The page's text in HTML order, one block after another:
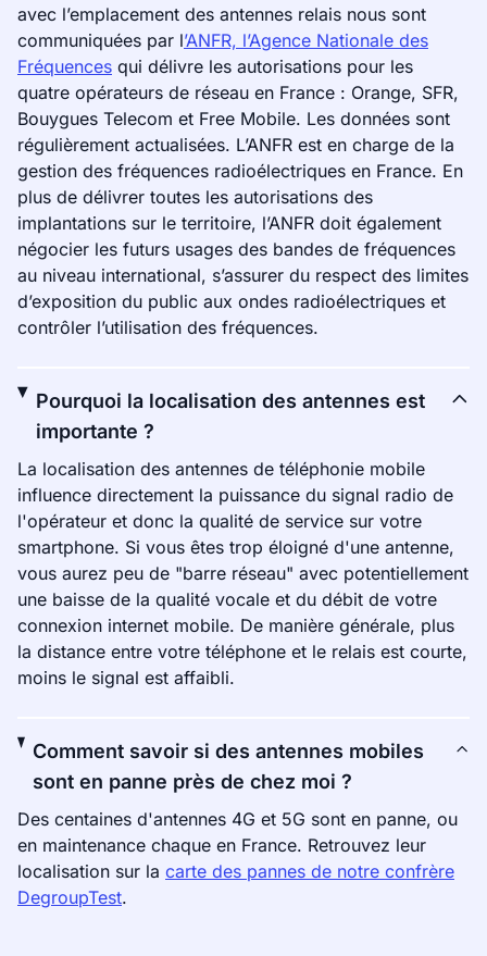
avec l’emplacement des antennes relais nous sont
communiquées par l’ANFR, l’Agence Nationale des
Fréquences qui délivre les autorisations pour les
quatre opérateurs de réseau en France : Orange, SFR,
Bouygues Telecom et Free Mobile. Les données sont
régulièrement actualisées. L’ANFR est en charge de la
gestion des fréquences radioélectriques en France. En
plus de délivrer toutes les autorisations des
implantations sur le territoire, l’ANFR doit également
négocier les futurs usages des bandes de fréquences
au niveau international, s’assurer du respect des limites
d’exposition du public aux ondes radioélectriques et
contrôler l’utilisation des fréquences.
Pourquoi la localisation des antennes est
importante ?
La localisation des antennes de téléphonie mobile
influence directement la puissance du signal radio de
l'opérateur et donc la qualité de service sur votre
smartphone. Si vous êtes trop éloigné d'une antenne,
vous aurez peu de "barre réseau" avec potentiellement
une baisse de la qualité vocale et du débit de votre
connexion internet mobile. De manière générale, plus
la distance entre votre téléphone et le relais est courte,
moins le signal est affaibli.
Comment savoir si des antennes mobiles
sont en panne près de chez moi ?
Des centaines d'antennes 4G et 5G sont en panne, ou
en maintenance chaque en France. Retrouvez leur
localisation sur la carte des pannes de notre confrère
DegroupTest.